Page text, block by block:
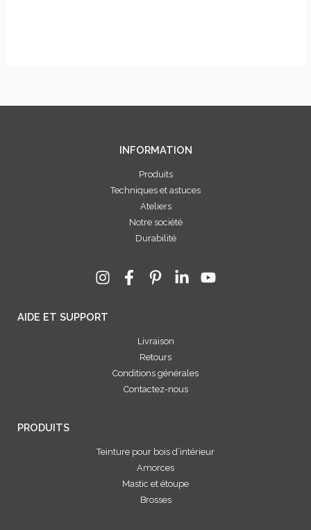
INFORMATION
Produits
Techniques et astuces
Ateliers
Notre société
Durabilité
AIDE ET SUPPORT
Livraison
Retours
Conditions générales
Contactez-nous
PRODUITS
Teinture pour bois d’intérieur
Amorces
Mastic et étoupe
Brosses